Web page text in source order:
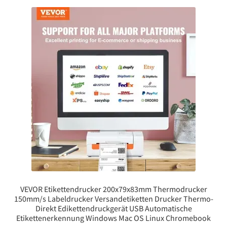
VEVOR Etikettendrucker 200x79x83mm Thermodrucker
150mm/s Labeldrucker Versandetiketten Drucker Thermo-
Direkt Edikettendruckgerät USB Automatische
Etikettenerkennung Windows Mac OS Linux Chromebook